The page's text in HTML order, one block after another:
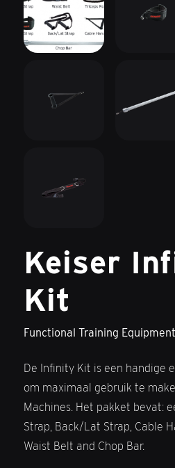
Keiser
Kit
Functional Training Equipment
De Infinity Kit is een handige
om maximaal gebruik te
Machines. Het pakket bevat:
Strap, Back/Lat Strap, Cable
Waist Belt and Chop Bar.